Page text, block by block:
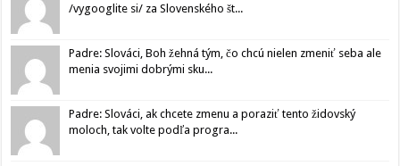
/vygooglite si/ za Slovenského št...
Padre: Slováci, Boh žehná tým, čo chcú nielen zmeniť seba ale
menia svojimi dobrými sku...
Padre: Slováci, ak chcete zmenu a poraziť tento židovský
moloch, tak volte podľa progra...